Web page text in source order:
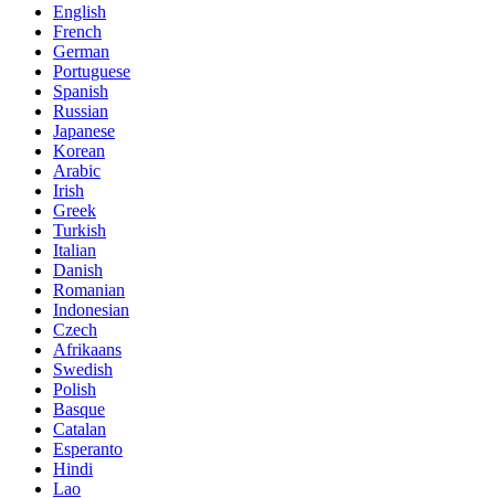
English
French
German
Portuguese
Spanish
Russian
Japanese
Korean
Arabic
Irish
Greek
Turkish
Italian
Danish
Romanian
Indonesian
Czech
Afrikaans
Swedish
Polish
Basque
Catalan
Esperanto
Hindi
Lao